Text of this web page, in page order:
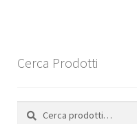
Cerca Prodotti
Cerca:
Cerca